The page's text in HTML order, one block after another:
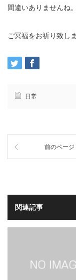
間違いありませんね。
ご冥福をお祈り致しま
日常
前のページ
関連記事